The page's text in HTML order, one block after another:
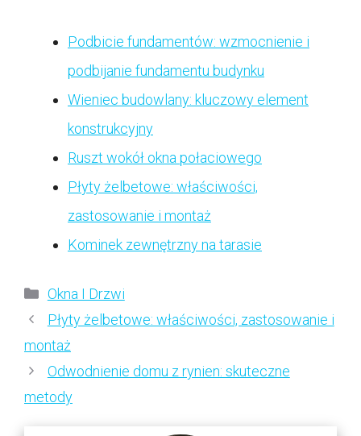
Podbicie fundamentów: wzmocnienie i
podbijanie fundamentu budynku
Wieniec budowlany: kluczowy element
konstrukcyjny
Ruszt wokół okna połaciowego
Płyty żelbetowe: właściwości,
zastosowanie i montaż
Kominek zewnętrzny na tarasie
Kategorie
Okna I Drzwi
Płyty żelbetowe: właściwości, zastosowanie i
montaż
Odwodnienie domu z rynien: skuteczne
metody